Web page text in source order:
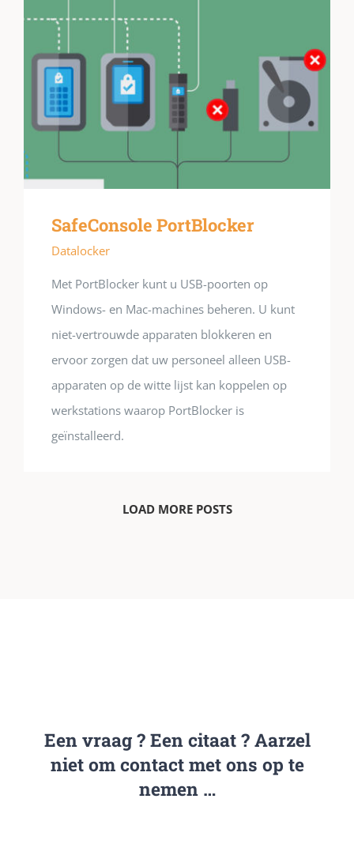
SafeConsole PortBlocker
Datalocker
Met PortBlocker kunt u USB-poorten op
Windows- en Mac-machines beheren. U kunt
niet-vertrouwde apparaten blokkeren en
ervoor zorgen dat uw personeel alleen USB-
apparaten op de witte lijst kan koppelen op
werkstations waarop PortBlocker is
geïnstalleerd.
LOAD MORE POSTS
Een vraag ? Een citaat ? Aarzel
niet om contact met ons op te
nemen …